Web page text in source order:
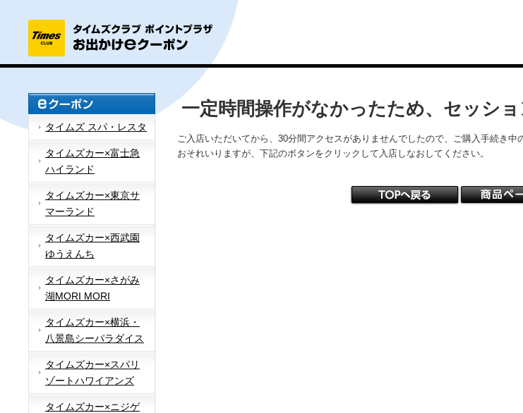
タイムズ スパ・レスタ
タイムズカー×富士急
ハイランド
タイムズカー×東京サ
マーランド
タイムズカー×西武園
ゆうえんち
タイムズカー×さがみ
湖MORI MORI
タイムズカー×横浜・
八景島シーパラダイス
タイムズカー×スパリ
ゾートハワイアンズ
タイムズカー×ニジゲ
一定時間操作がなかったため、セッシ
ご入店いただいてから、30分間アクセスがありませんでしたので、ご購入手続き中
おそれいりますが、下記のボタンをクリックして入店しなおしてください。